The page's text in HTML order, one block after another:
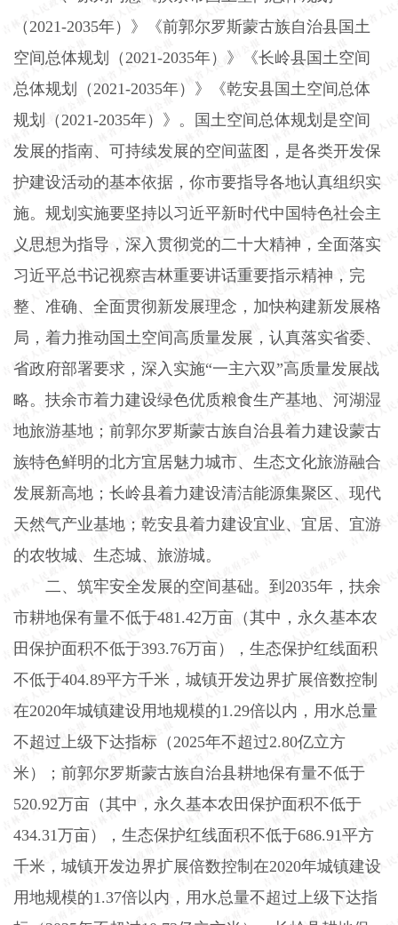
（ 2021-2035年）》《前郭尔罗斯蒙古族自治县国土
空间总体规划（ 2021-2035年）》《长岭县国土空间
总体规划（ 2021-2035年）》《乾安县国土空间总体
规划（ 2021-2035年）》。国土空间总体规划是空间
发展的指南、可持续发展的空间蓝图，是各类开发保
护建设活动的基本依据，你市要指导各地认真组织实
施。规划实施要坚持以习近平新时代中国特色社会主
义思想为指导，深入贯彻党的二十大精神，全面落实
习近平总书记视察吉林重要讲话重要指示精神，完
整、准确、全面贯彻新发展理念，加快构建新发展格
局，着力推动国土空间高质量发展，认真落实省委、
省政府部署要求，深入实施“一主六双”高质量发展战
略。扶余市着力建设绿色优质粮食生产基地、河湖湿
地旅游基地；前郭尔罗斯蒙古族自治县着力建设蒙古
族特色鲜明的北方宜居魅力城市、生态文化旅游融合
发展新高地；长岭县着力建设清洁能源集聚区、现代
天然气产业基地；乾安县着力建设宜业、宜居、宜游
的农牧城、生态城、旅游城。
二、筑牢安全发展的空间基础。到 2035年，扶余
市耕地保有量不低于481.42万亩（其中，永久基本农
田保护面积不低于393.76万亩），生态保护红线面积
不低于404.89平方千米，城镇开发边界扩展倍数控制
在2020年城镇建设用地规模的1.29倍以内，用水总量
不超过上级下达指标（ 2025年不超过2.80亿立方
米）；前郭尔罗斯蒙古族自治县耕地保有量不低于
520.92万亩（其中，永久基本农田保护面积不低于
434.31万亩），生态保护红线面积不低于686.91平方
千米，城镇开发边界扩展倍数控制在2020年城镇建设
用地规模的1.37倍以内，用水总量不超过上级下达指